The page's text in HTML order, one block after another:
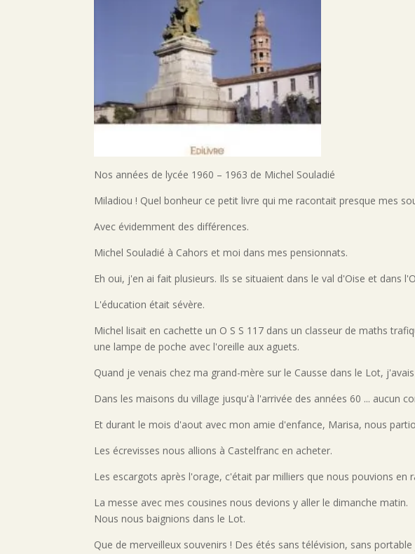
Nos années de lycée 1960 – 1963 de Michel Souladié
Miladiou ! Quel bonheur ce petit livre qui me racontait presque mes
Avec évidemment des différences.
Michel Souladié à Cahors et moi dans mes pensionnats.
Eh oui, j'en ai fait plusieurs. Ils se situaient dans le val d'Oise et dans
L'éducation était sévère.
Michel lisait en cachette un O S S 117 dans un classeur de maths
une lampe de poche avec l'oreille aux aguets.
Quand je venais chez ma grand-mère sur le Causse dans le Lot,
Dans les maisons du village jusqu'à l'arrivée des années 60 ... aucun
Et durant le mois d'aout avec mon amie d'enfance, Marisa, nous
Les écrevisses nous allions à Castelfranc en acheter.
Les escargots après l'orage, c'était par milliers que nous pouvions en
La messe avec mes cousines nous devions y aller le dimanche matin.
Nous nous baignions dans le Lot.
Que de merveilleux souvenirs ! Des étés sans télévision, sans